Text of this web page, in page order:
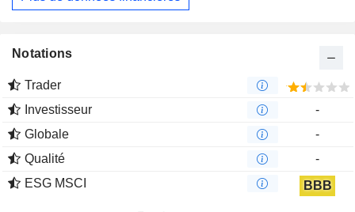
Notations
Trader
Investisseur
-
Globale
-
Qualité
-
ESG MSCI
BBB